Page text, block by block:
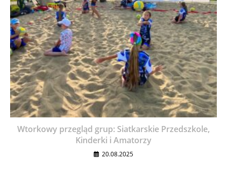
Wtorkowy przegląd grup: Siatkarskie Przedszkole,
Kinderki i Amatorzy
20.08.2025